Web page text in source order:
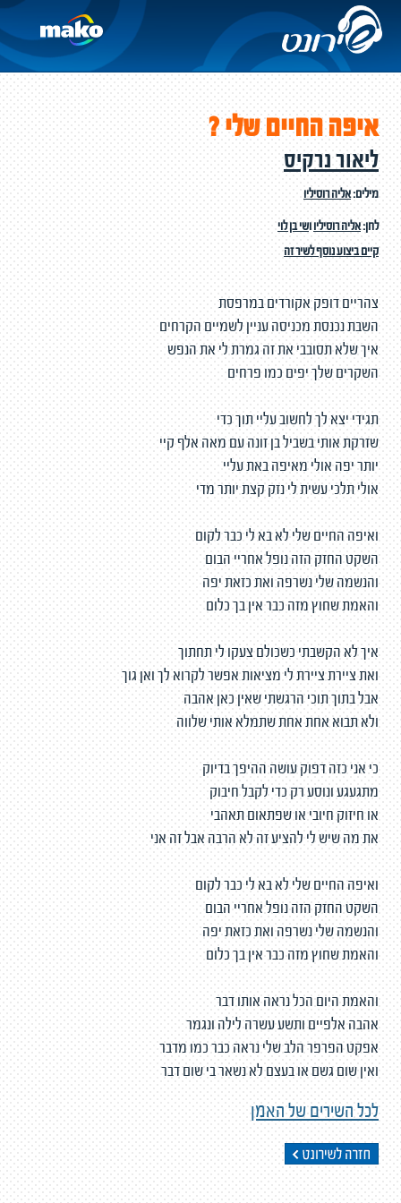
איפה החיים שלי ?
ליאור נרקיס
מילים:אליה רוסיליו
לחן:אליה רוסיליוושי בן לוי
קיים ביצוע נוסף לשיר זה
צהריים דופק אקורדים במרפסת
השבת נכנסת מכניסה עניין לשמיים הקרחים
איך שלא תסובבי את זה גמרת לי את הנפש
השקרים שלך יפים כמו פרחים
תגידי יצא לך לחשוב עליי תוך כדי
שזרקת אותי בשביל בן זונה עם מאה אלף קיי
יותר יפה אולי מאיפה באת עליי
אולי תלכי עשית לי נזק קצת יותר מדי
ואיפה החיים שלי לא בא לי כבר לקום
השקט החזק הזה נופל אחריי הבום
והנשמה שלי נשרפה ואת כזאת יפה
והאמת שחוץ מזה כבר אין בך כלום
איך לא הקשבתי כשכולם צעקו לי תחתוך
ואת ציירת ציירת לי מציאות אפשר לקרוא לך ואן גוך
אבל בתוך תוכי הרגשתי שאין כאן אהבה
ולא תבוא אחת אחת שתמלא אותי שלווה
כי אני כזה דפוק עושה ההיפך בדיוק
מתגעגע ונוסע רק כדי לקבל חיבוק
או חיזוק חיובי או שפתאום תאהבי
את מה שיש לי להציע זה לא הרבה אבל זה אני
ואיפה החיים שלי לא בא לי כבר לקום
השקט החזק הזה נופל אחריי הבום
והנשמה שלי נשרפה ואת כזאת יפה
והאמת שחוץ מזה כבר אין בך כלום
והאמת היום הכל נראה אותו דבר
אהבה אלפיים ותשע עשרה לילה ונגמר
אפקט הפרפר הלב שלי נראה כבר כמו מדבר
ואין שום גשם או בעצם לא נשאר בי שום דבר
לכל השירים של האמן